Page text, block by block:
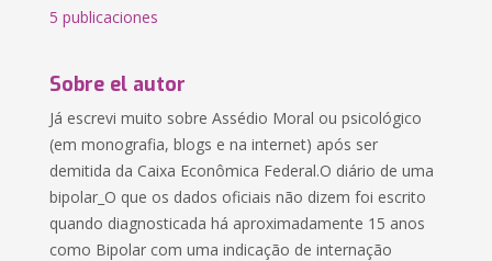
5 publicaciones
Sobre el autor
Já escrevi muito sobre Assédio Moral ou psicológico
(em monografia, blogs e na internet) após ser
demitida da Caixa Econômica Federal.O diário de uma
bipolar_O que os dados oficiais não dizem foi escrito
quando diagnosticada há aproximadamente 15 anos
como Bipolar com uma indicação de internação